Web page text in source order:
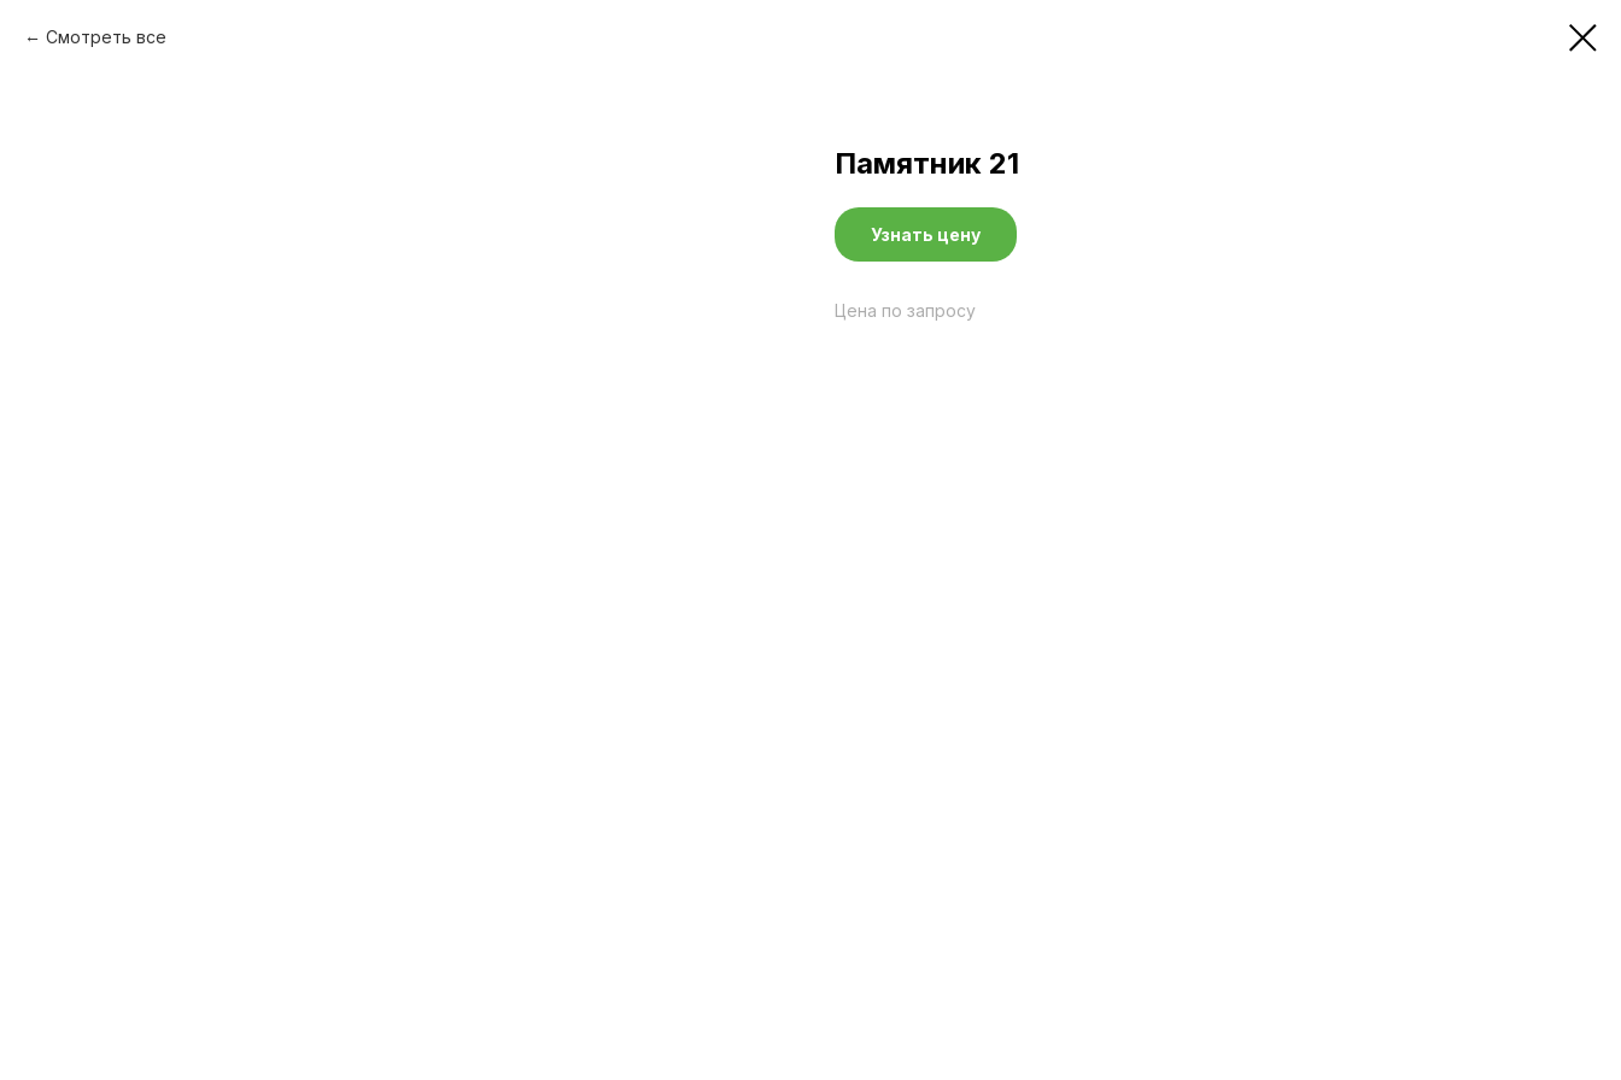
Смотреть все
Памятник 21
Узнать цену
Цена по запросу